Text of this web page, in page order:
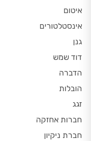
איטום
אינסטלטורים
גנן
דוד שמש
הדברה
הובלות
זגג
חברות אחזקה
חברת ניקיון